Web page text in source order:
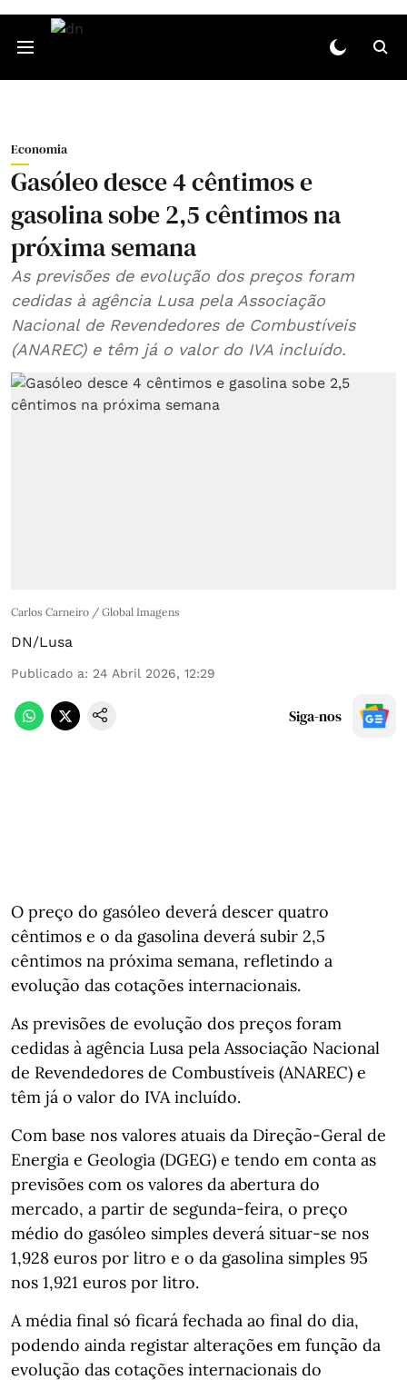
Economia
Gasóleo desce 4 cêntimos e
gasolina sobe 2,5 cêntimos na
próxima semana
As previsões de evolução dos preços foram
cedidas à agência Lusa pela Associação
Nacional de Revendedores de Combustíveis
(ANAREC) e têm já o valor do IVA incluído.
Carlos Carneiro / Global Imagens
DN/Lusa
Publicado a: 24 Abril 2026, 12:29
Siga-nos
O preço do gasóleo deverá descer quatro
cêntimos e o da gasolina deverá subir 2,5
cêntimos na próxima semana, refletindo a
evolução das cotações internacionais.
As previsões de evolução dos preços foram
cedidas à agência Lusa pela Associação Nacional
de Revendedores de Combustíveis (ANAREC) e
têm já o valor do IVA incluído.
Com base nos valores atuais da Direção-Geral de
Energia e Geologia (DGEG) e tendo em conta as
previsões com os valores da abertura do
mercado, a partir de segunda-feira, o preço
médio do gasóleo simples deverá situar-se nos
1,928 euros por litro e o da gasolina simples 95
nos 1,921 euros por litro.
A média final só ficará fechada ao final do dia,
podendo ainda registar alterações em função da
evolução das cotações internacionais do